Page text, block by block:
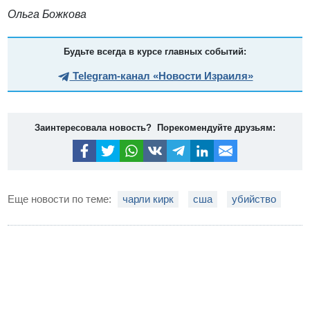
Ольга Божкова
Будьте всегда в курсе главных событий:
Telegram-канал «Новости Израиля»
Заинтересовала новость? Порекомендуйте друзьям:
Еще новости по теме: чарли кирк сша убийство